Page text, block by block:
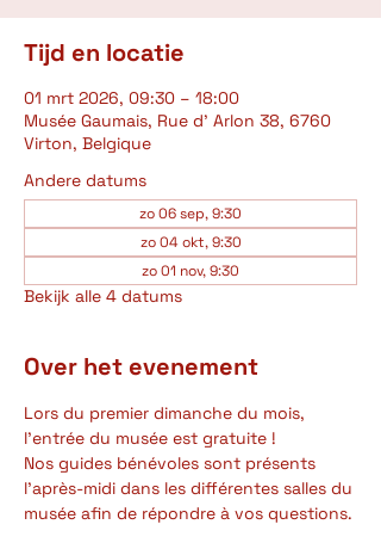
Tijd en locatie
01 mrt 2026, 09:30 – 18:00
Musée Gaumais, Rue d' Arlon 38, 6760
Virton, Belgique
Andere datums
zo 06 sep, 9:30
zo 04 okt, 9:30
zo 01 nov, 9:30
Bekijk alle 4 datums
Over het evenement
Lors du premier dimanche du mois,
l'entrée du musée est gratuite !
Nos guides bénévoles sont présents
l'après-midi dans les différentes salles du
musée afin de répondre à vos questions.